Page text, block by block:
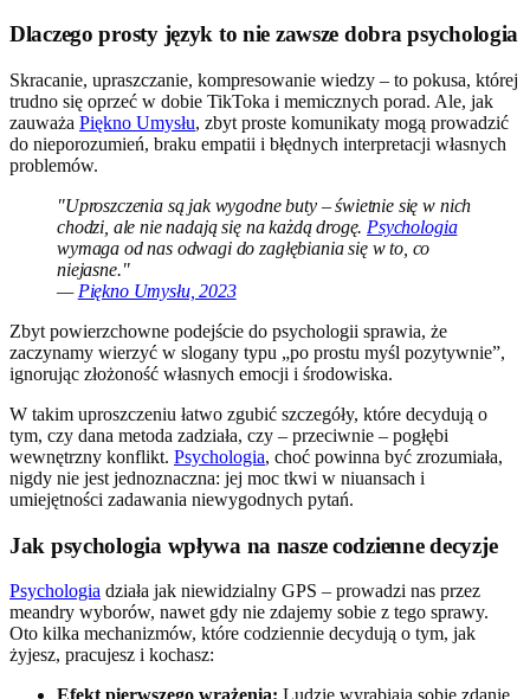
Dlaczego prosty język to nie zawsze dobra psychologia
Skracanie, upraszczanie, kompresowanie wiedzy – to pokusa, której
trudno się oprzeć w dobie TikToka i memicznych porad. Ale, jak
zauważa Piękno Umysłu, zbyt proste komunikaty mogą prowadzić
do nieporozumień, braku empatii i błędnych interpretacji własnych
problemów.
"Uproszczenia są jak wygodne buty – świetnie się w nich
chodzi, ale nie nadają się na każdą drogę. Psychologia
wymaga od nas odwagi do zagłębiania się w to, co
niejasne."
— Piękno Umysłu, 2023
Zbyt powierzchowne podejście do psychologii sprawia, że
zaczynamy wierzyć w slogany typu „po prostu myśl pozytywnie”,
ignorując złożoność własnych emocji i środowiska.
W takim uproszczeniu łatwo zgubić szczegóły, które decydują o
tym, czy dana metoda zadziała, czy – przeciwnie – pogłębi
wewnętrzny konflikt. Psychologia, choć powinna być zrozumiała,
nigdy nie jest jednoznaczna: jej moc tkwi w niuansach i
umiejętności zadawania niewygodnych pytań.
Jak psychologia wpływa na nasze codzienne decyzje
Psychologia działa jak niewidzialny GPS – prowadzi nas przez
meandry wyborów, nawet gdy nie zdajemy sobie z tego sprawy.
Oto kilka mechanizmów, które codziennie decydują o tym, jak
żyjesz, pracujesz i kochasz: